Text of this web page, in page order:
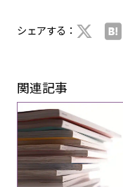
シェアする：
関連記事